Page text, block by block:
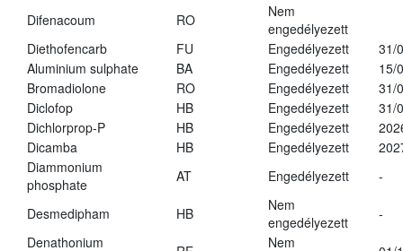
Difenacoum
RO
Nem
engedélyezett
Diethofencarb
FU Engedélyezett
31/
Aluminium sulphate
BA Engedélyezett
15/
Bromadiolone
RO Engedélyezett
31/
Diclofop
HB Engedélyezett
31/
Dichlorprop-P
HB Engedélyezett
Dicamba
HB Engedélyezett
Diammonium
phosphate
AT Engedélyezett -
Desmedipham HB
Nem
engedélyezett
-
Denathonium
Nem